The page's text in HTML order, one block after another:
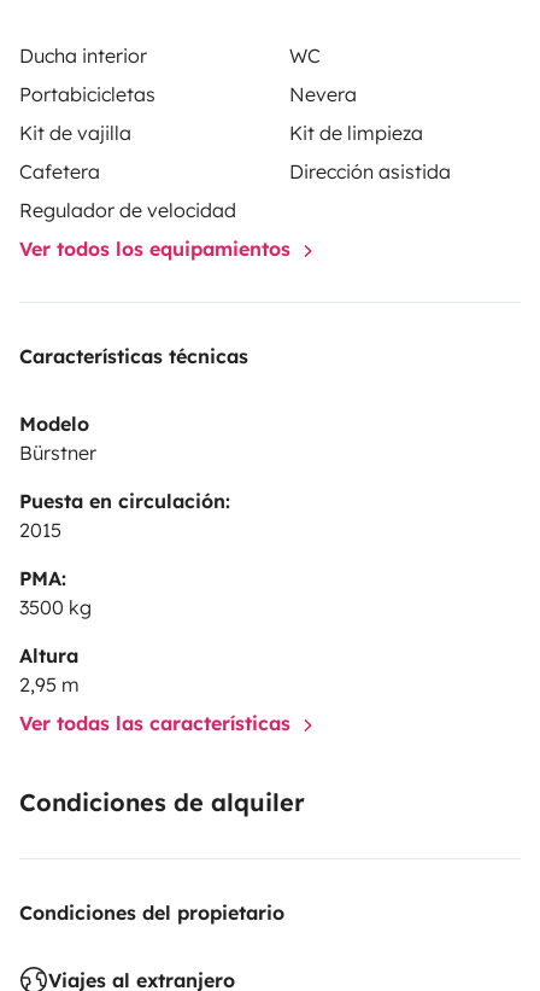
Ducha interior
WC
Portabicicletas
Nevera
Kit de vajilla
Kit de limpieza
Cafetera
Dirección asistida
Regulador de velocidad
Ver todos los equipamientos
Características técnicas
Modelo
Bürstner
Puesta en circulación:
2015
PMA:
3500 kg
Altura
2,95 m
Ver todas las características
Condiciones de alquiler
Condiciones del propietario
Viajes al extranjero